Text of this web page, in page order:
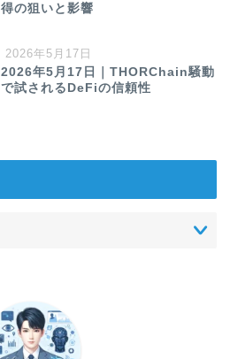
得の狙いと影響
2026年5月17日
2026年5月17日｜THORChain騒動
で試されるDeFiの信頼性